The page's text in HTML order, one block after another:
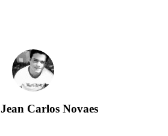
Jean Carlos Novaes